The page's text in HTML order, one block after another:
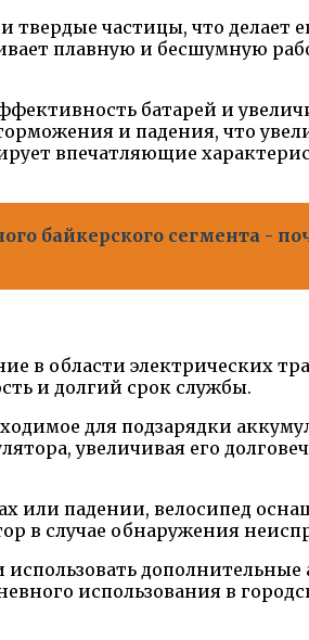
твердые частицы, что
плавную и бесшумную
батарей и
и падения, что
впечатляющие
байкерского сегмента -
в области электрических
и долгий срок службы.
для подзарядки
увеличивая его
или падении, велосипед
в случае обнаружения
использования в